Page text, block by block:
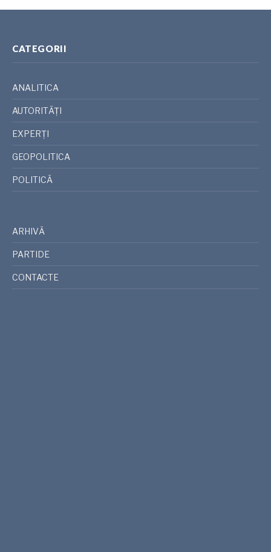
CATEGORII
ANALITICA
AUTORITĂȚI
EXPERȚI
GEOPOLITICA
POLITICĂ
ARHIVĂ
PARTIDE
CONTACTE